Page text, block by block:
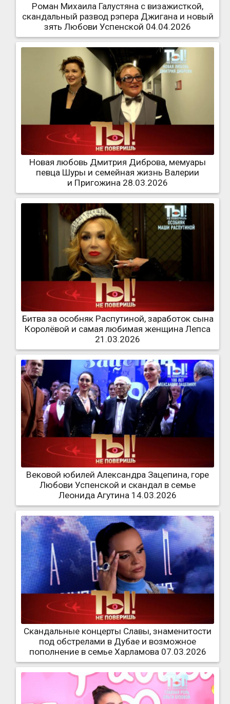
Роман Михаила Галустяна с визажисткой,
скандальный развод рэпера Джигана и новый
зять Любови Успенской 04.04.2026
Новая любовь Дмитрия Диброва, мемуары
певца Шуры и семейная жизнь Валерии
и Пригожина 28.03.2026
Битва за особняк Распутиной, заработок сына
Королёвой и самая любимая женщина Лепса
21.03.2026
Вековой юбилей Александра Зацепина, горе
Любови Успенской и скандал в семье
Леонида Агутина 14.03.2026
Скандальные концерты Славы, знаменитости
под обстрелами в Дубае и возможное
пополнение в семье Харламова 07.03.2026